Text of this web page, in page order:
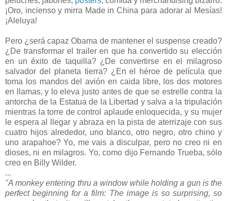
¡Oro, incienso y mirra Made in China para adorar al Mesías!
¡Aleluya!
Pero ¿será capaz Obama de mantener el suspense creado?
¿De transformar el trailer en que ha convertido su elección
en un éxito de taquilla? ¿De convertirse en el milagroso
salvador del planeta tierra? ¿En el héroe de película que
toma los mandos del avión en caida libre, los dos motores
en llamas, y lo eleva justo antes de que se estrelle contra la
antorcha de la Estatua de la Libertad y salva a la tripulación
mientras la torre de control aplaude enloquecida, y su mujer
le espera al llegar y abraza en la pista de aterrizaje con sus
cuatro hijos alrededor, uno blanco, otro negro, otro chino y
uno arapahoe? Yo, me vais a disculpar, pero no creo ni en
dioses, ni en milagros. Yo, como dijo Fernando Trueba, sólo
creo en Billy Wilder.
...
"A monkey entering thru a window while holding a gun is the
perfect beginning for a film: The image is so surprising, so